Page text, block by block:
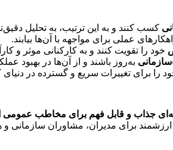
کسب کنند و به این ترتیب، به تحلیل
عملی برای مواجهه با آن‌ها بیابند.
خود را تقویت کنند و به کارکنانی موثر و
به‌روز باشند و از آن‌ها در بهبود
را برای تغییرات سریع و گسترده در
برای مدیران، مشاوران سازمانی